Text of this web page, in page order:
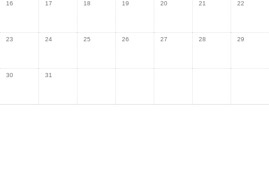
16 17 18 19 20 21 22
23 24 25 26 27 28 29
30 31